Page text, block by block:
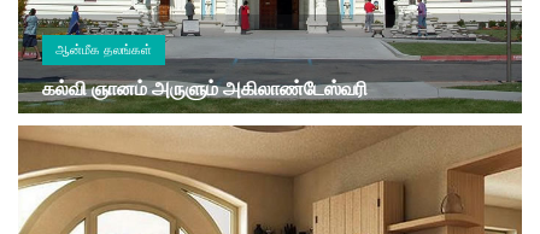
ஆன்மீக தலங்கள்
கல்வி ஞானம் அருளும் அகிலாண்டேஸ்வரி